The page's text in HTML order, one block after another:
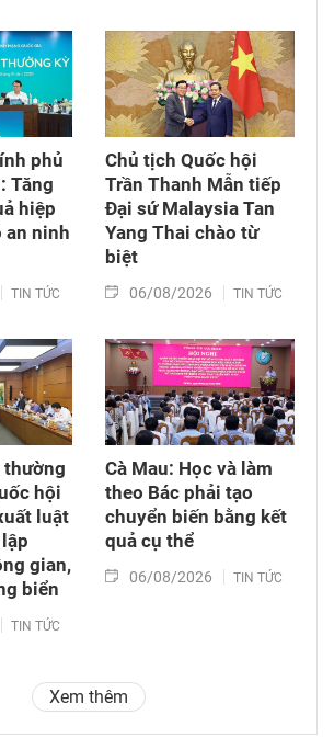
phủ
Tăng
hiệp
an ninh
TIN TỨC
Chủ tịch Quốc hội
Trần Thanh Mẫn tiếp
Đại sứ Malaysia Tan
Yang Thai chào từ
biệt
06/08/2026 TIN TỨC
thường
hội
luật
gian,
biển
TIN TỨC
Cà Mau: Học và làm
theo Bác phải tạo
chuyển biến bằng kết
quả cụ thể
06/08/2026 TIN TỨC
Xem thêm